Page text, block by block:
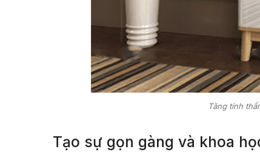
Tăng tính
Tạo sự gọn gàng và khoa